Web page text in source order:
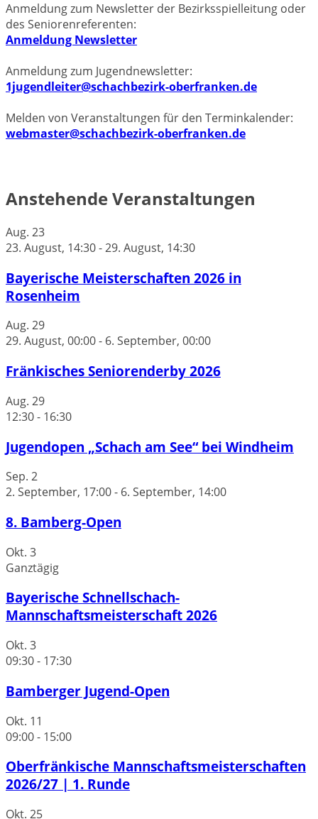
Anmeldung zum Newsletter der Bezirksspielleitung oder
des Seniorenreferenten:
Anmeldung Newsletter
Anmeldung zum Jugendnewsletter:
1jugendleiter@schachbezirk-oberfranken.de
Melden von Veranstaltungen für den Terminkalender:
webmaster@schachbezirk-oberfranken.de
Anstehende Veranstaltungen
Aug. 23
23. August, 14:30-29. August, 14:30
Bayerische Meisterschaften 2026 in
Rosenheim
Aug. 29
29. August, 00:00- 6. September, 00:00
Fränkisches Seniorenderby 2026
Aug. 29
12:30- 16:30
Jugendopen „Schach am See“ bei Windheim
Sep. 2
2. September, 17:00- 6. September, 14:00
8. Bamberg-Open
Okt. 3
Ganztägig
Bayerische Schnellschach-
Mannschaftsmeisterschaft 2026
Okt. 3
09:30- 17:30
Bamberger Jugend-Open
Okt. 11
09:00- 15:00
Oberfränkische Mannschaftsmeisterschaften
2026/27 | 1. Runde
Okt. 25